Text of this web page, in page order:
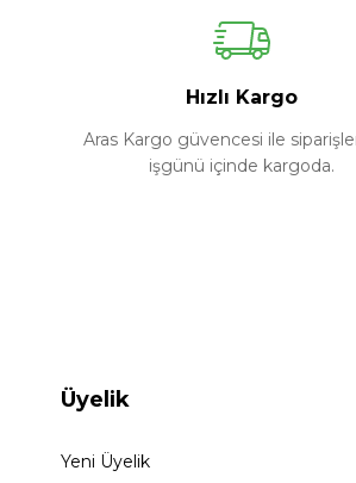
Hızlı Kargo
Aras Kargo güvencesi ile
işgünü içinde kargoda.
Üyelik
Yeni Üyelik